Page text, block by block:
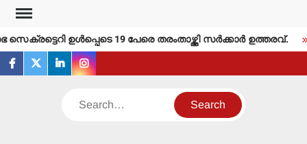
Skip
content
ഉള്‍പ്പെടെ 19 പേരെ തരംതാഴ്ത്തി സര്‍ക്കാര്‍ ഉത്തരവ്.
facebook
twitterlinkedininstagram
Search